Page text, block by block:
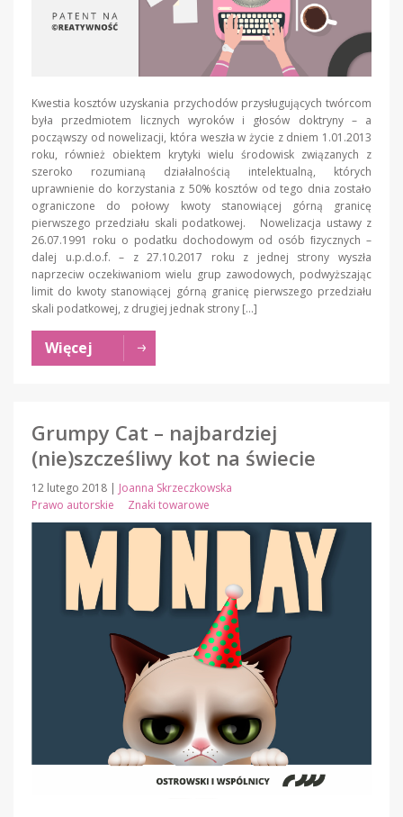
Kwestia kosztów uzyskania przychodów przysługujących twórcom
była przedmiotem licznych wyroków i głosów doktryny – a
począwszy od nowelizacji, która weszła w życie z dniem 1.01.2013
roku, również obiektem krytyki wielu środowisk związanych z
szeroko rozumianą działalnością intelektualną, których
uprawnienie do korzystania z 50% kosztów od tego dnia zostało
ograniczone do połowy kwoty stanowiącej górną granicę
pierwszego przedziału skali podatkowej. Nowelizacja ustawy z
26.07.1991 roku o podatku dochodowym od osób ﬁzycznych –
dalej u.p.d.o.f. – z 27.10.2017 roku z jednej strony wyszła
naprzeciw oczekiwaniom wielu grup zawodowych, podwyższając
limit do kwoty stanowiącej górną granicę pierwszego przedziału
skali podatkowej, z drugiej jednak strony […]
Więcej
Grumpy Cat – najbardziej
(nie)szcześliwy kot na świecie
12 lutego 2018 | Joanna Skrzeczkowska
Prawo autorskie
Znaki towarowe